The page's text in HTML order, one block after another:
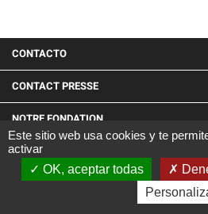
MENU
PIED
DE
PAGE
CONTACTO
CONTACT PRESSE
NOTRE FONDATION
LINKEDIN
Site réalisé par
Mentions Légales|
Este sitio web usa cookies y te
activar
OK, aceptar todas